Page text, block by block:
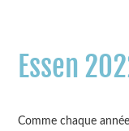
Essen
Comme chaque